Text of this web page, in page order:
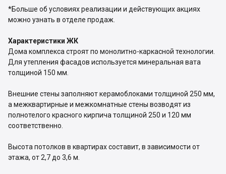
*Больше об условиях реализации и действующих акциях
можно узнать в отделе продаж.
Характеристики ЖК
Дома комплекса строят по монолитно-каркасной технологии.
Для утепления фасадов используется минеральная вата
толщиной 150 мм.
Внешние стены заполняют керамоблоками толщиной 250 мм,
а межквартирные и межкомнатные стены возводят из
полнотелого красного кирпича толщиной 250 и 120 мм
соответственно.
Высота потолков в квартирах составит, в зависимости от
этажа, от 2,7 до 3,6 м.